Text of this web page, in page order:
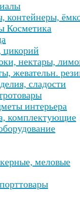
контейнеры,
Косметика
цикорий
нектары,
жевательн.
сладости
интерьера
комплектующие
меловые